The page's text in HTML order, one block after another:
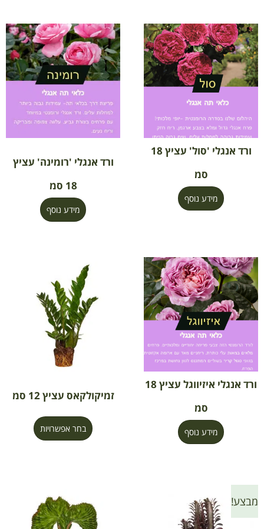
ורד אנגלי 'סול' עציץ 18
סמ
מידע נוסף
ורד אנגלי 'רומינה' עציץ
18 סמ
מידע נוסף
ורד אנגלי איזיווגל עציץ 18
סמ
מידע נוסף
זמיקולקאס עציץ 12 סמ
בחר אפשרויות
מבצע!